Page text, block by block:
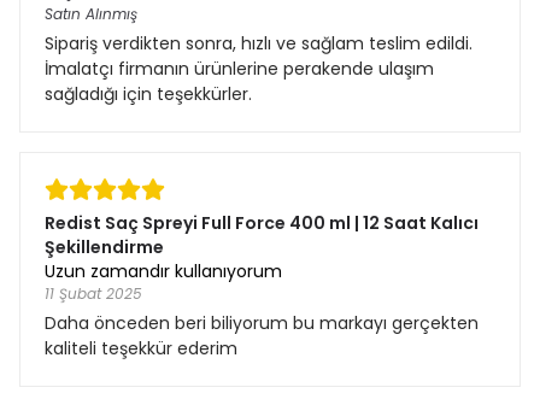
Satın Alınmış
Sipariş verdikten sonra, hızlı ve sağlam teslim edildi.
İmalatçı firmanın ürünlerine perakende ulaşım
sağladığı için teşekkürler.
Redist Saç Spreyi Full Force 400 ml | 12 Saat Kalıcı
Şekillendirme
Uzun zamandır kullanıyorum
11 Şubat 2025
Daha önceden beri biliyorum bu markayı gerçekten
kaliteli teşekkür ederim